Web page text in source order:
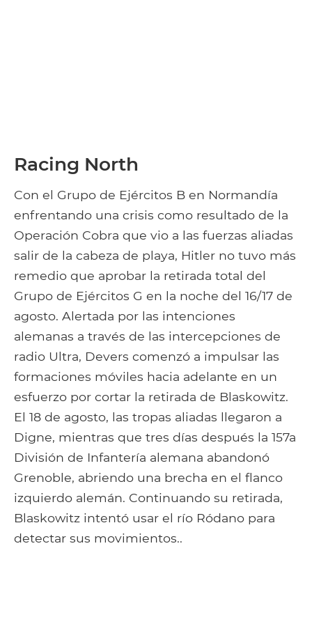
Racing North
Con el Grupo de Ejércitos B en Normandía
enfrentando una crisis como resultado de la
Operación Cobra que vio a las fuerzas aliadas
salir de la cabeza de playa, Hitler no tuvo más
remedio que aprobar la retirada total del
Grupo de Ejércitos G en la noche del 16/17 de
agosto. Alertada por las intenciones
alemanas a través de las intercepciones de
radio Ultra, Devers comenzó a impulsar las
formaciones móviles hacia adelante en un
esfuerzo por cortar la retirada de Blaskowitz.
El 18 de agosto, las tropas aliadas llegaron a
Digne, mientras que tres días después la 157a
División de Infantería alemana abandonó
Grenoble, abriendo una brecha en el flanco
izquierdo alemán. Continuando su retirada,
Blaskowitz intentó usar el río Ródano para
detectar sus movimientos..